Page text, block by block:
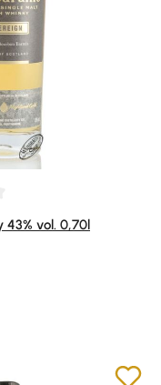
43% vol. 0,70l